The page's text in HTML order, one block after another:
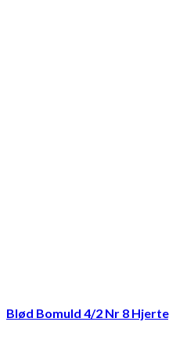
Blød Bomuld 4/2 Nr 8